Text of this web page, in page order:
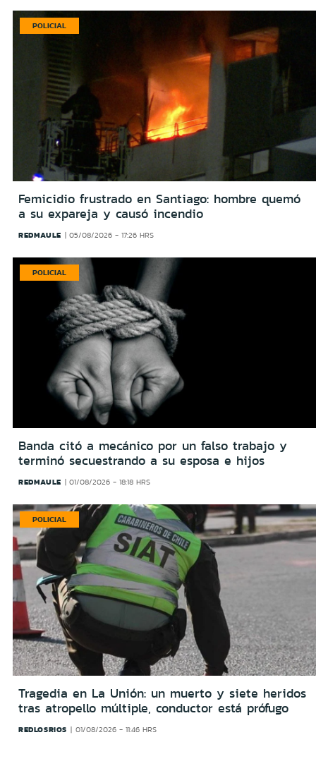
POLICIAL
Femicidio frustrado en Santiago: hombre quemó
a su expareja y causó incendio
REDMAULE 05/08/2026 - 17:26 HRS
POLICIAL
Banda citó a mecánico por un falso trabajo y
terminó secuestrando a su esposa e hijos
REDMAULE 01/08/2026 - 18:18 HRS
POLICIAL
Tragedia en La Unión: un muerto y siete heridos
tras atropello múltiple, conductor está prófugo
REDLOSRIOS 01/08/2026 - 11:46 HRS